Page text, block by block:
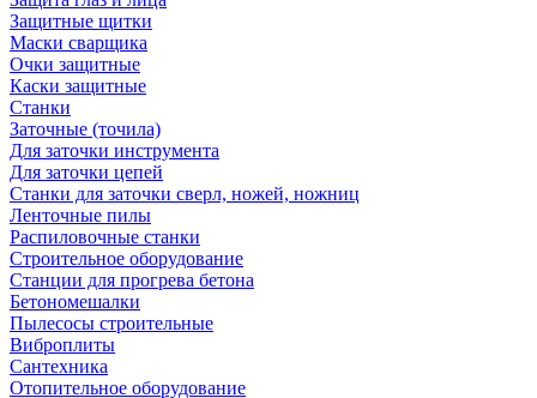
Защитные щитки
Маски сварщика
Очки защитные
Каски защитные
Станки
Заточные (точила)
Для заточки инструмента
Для заточки цепей
Станки для заточки сверл, ножей, ножниц
Ленточные пилы
Распиловочные станки
Строительное оборудование
Станции для прогрева бетона
Бетономешалки
Пылесосы строительные
Виброплиты
Сантехника
Отопительное оборудование